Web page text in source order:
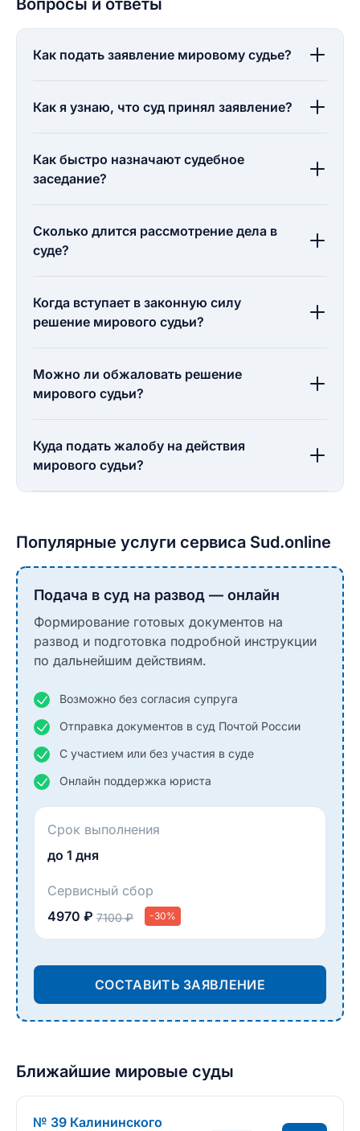
Вопросы и ответы
Как подать заявление мировому судье?
Как я узнаю, что суд принял заявление?
Как быстро назначают судебное
заседание?
Сколько длится рассмотрение дела в
суде?
Когда вступает в законную силу
решение мирового судьи?
Можно ли обжаловать решение
мирового судьи?
Куда подать жалобу на действия
мирового судьи?
Популярные услуги сервиса Sud.online
Подача в суд на развод — онлайн
Формирование готовых документов на
развод и подготовка подробной инструкции
по дальнейшим действиям.
Возможно без согласия супруга
Отправка документов в суд Почтой России
С участием или без участия в суде
Онлайн поддержка юриста
Срок выполнения
до 1 дня
Сервисный сбор
4970 ₽ 7100 ₽ -30%
СОСТАВИТЬ ЗАЯВЛЕНИЕ
Ближайшие мировые суды
№ 39 Калининского